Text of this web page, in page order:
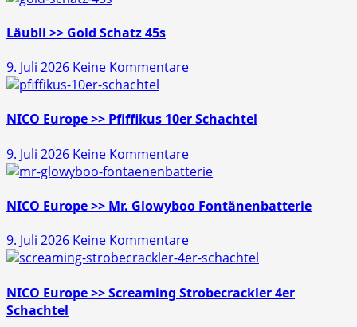
Läubli >> Gold Schatz 45s
9. Juli 2026 Keine Kommentarezu
Gold
45s
NICO Europe >> Pfiffikus 10er Schachtel
9. Juli 2026 Keine Kommentarezu
NICO
>>
10er
Schachtel
NICO Europe >> Mr. Glowyboo Fontänenbatterie
9. Juli 2026 Keine Kommentarezu
NICO
>>
NICO Europe >> Screaming Strobecrackler 4er
Schachtel